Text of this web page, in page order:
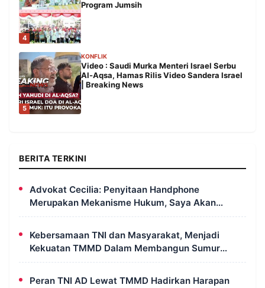
4
Program Jumsih
5
KONFLIK
Video : Saudi Murka Menteri Israel Serbu
Al-Aqsa, Hamas Rilis Video Sandera Israel
| Breaking News
BERITA TERKINI
Advokat Cecilia: Penyitaan Handphone
Merupakan Mekanisme Hukum, Saya Akan
Kooperatif Apabila Diminta Penyidik dan Tidak
Kebersamaan TNI dan Masyarakat, Menjadi
Kekuatan TMMD Dalam Membangun Sumur
Galian di Wanam
Peran TNI AD Lewat TMMD Hadirkan Harapan